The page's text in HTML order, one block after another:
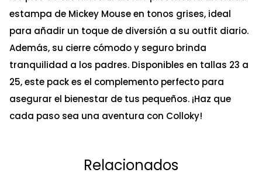
estampa de Mickey Mouse en tonos grises, ideal
para añadir un toque de diversión a su outfit diario.
Además, su cierre cómodo y seguro brinda
tranquilidad a los padres. Disponibles en tallas 23 a
25, este pack es el complemento perfecto para
asegurar el bienestar de tus pequeños. ¡Haz que
cada paso sea una aventura con Colloky!
Relacionados